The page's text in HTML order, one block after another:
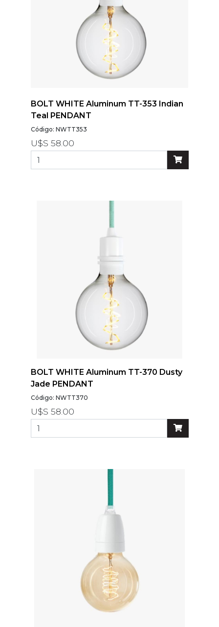
BOLT WHITE Aluminum TT-353 Indian
Teal PENDANT
Código: NWTT353
U$S 58.00
BOLT WHITE Aluminum TT-370 Dusty
Jade PENDANT
Código: NWTT370
U$S 58.00